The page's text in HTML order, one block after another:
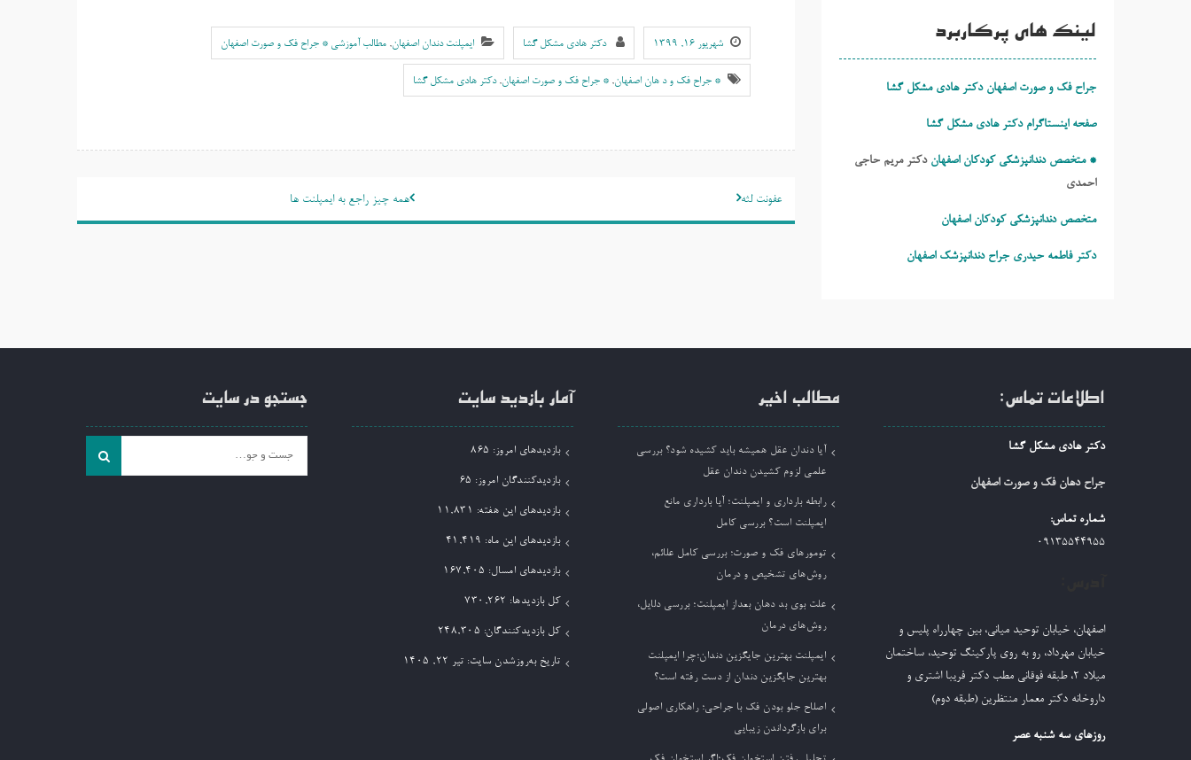
شهریور ۱۶, ۱۳۹۹ دکتر هادی مشکل گشا ایمپلنت دندان اصفهان, مطالب آموزشی * جراح فک و صورت اصفهان
* جراح فک و د هان اصفهان, * جراح فک و صورت اصفهان,دکتر هادی مشکل گشا
راهبری
همه چیز راجع به ایمپلنت ها عفونت لثه
لینک های پرکاربرد
جراح فک و صورت اصفهان دکتر هادی مشکل گشا
صفحه اینستاگرام دکتر هادی مشکل گشا
* متخصص دندانپزشکی کودکان اصفهان دکتر مریم حاجی
احمدی
متخصص دندانپزشکی کودکان اصفهان
دکتر فاطمه حیدری جراح دندانپزشک اصفهان
اطلاعات تماس:
دکتر هادی مشکل گشا
جراح دهان فک و صورت اصفهان
شماره تماس:
09135544955
اصفهان، خیابان توحید میانی، بین چهارراه پلیس و
خیابان مهرداد، رو به روی پارکینگ توحید، ساختمان
میلاد ٢، طبقه فوقانی مطب دکتر فریبا اشتری و
داروخانه دکتر معمار منتظرین (طبقه دوم)
روزهای سه شنبه عصر
مطالب اخیر
آیا دندان عقل همیشه باید کشیده شود؟ بررسی
علمی لزوم کشیدن دندان عقل
رابطه بارداری و ایمپلنت؛ آیا بارداری مانع
ایمپلنت است؟ بررسی کامل
تومورهای فک و صورت؛ بررسی کامل علائم،
روش‌های تشخیص و درمان
علت بوی بد دهان بعداز ایمپلنت؛ بررسی دلایل،
روش‌های درمان
ایمپلنت بهترین جایگزین دندان؛چرا ایمپلنت
بهترین جایگزین دندان از دست رفته است؟
اصلاح جلو بودن فک با جراحی؛ راهکاری اصولی
برای بازگرداندن زیبایی
آمار بازدید سایت
بازدیدهای امروز: 865
بازدیدکنندگان امروز: 65
بازدیدهای این هفته: 11,831
بازدیدهای این ماه: 41,419
بازدیدهای امسال: 167,405
کل بازدیدها: 730,262
کل بازدیدکنند‌گان: 248,305
تاریخ به‌روزشدن سایت: تیر ۲۲, ۱۴۰۵
جستجو در سایت